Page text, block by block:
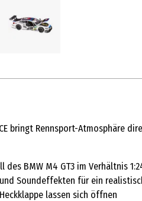
bringt Rennsport-
BMW M4 GT3 im Verhältnis
Soundeffekten für ein
lassen sich öffnen